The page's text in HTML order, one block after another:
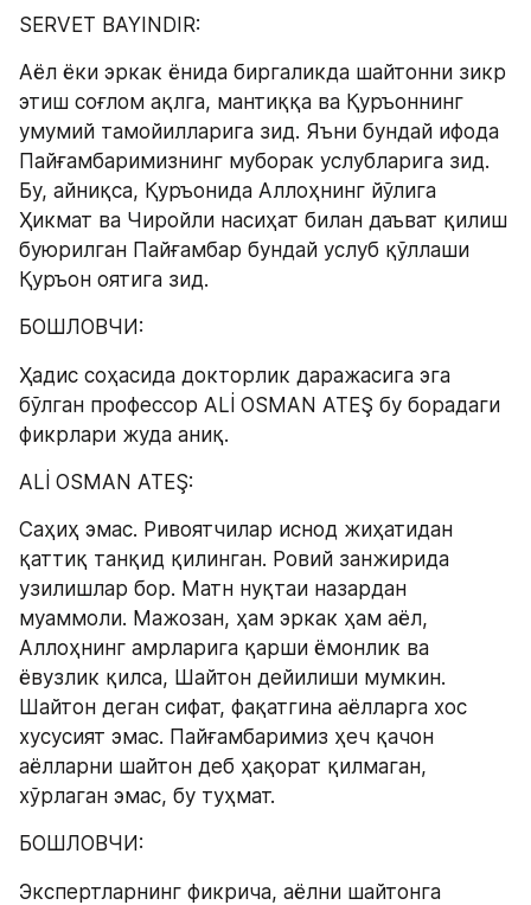
SERVET BAYINDIR:
Аёл ёки эркак ёнида биргаликда шайтонни зикр
этиш соғлом ақлга, мантиққа ва Қуръоннинг
умумий тамойилларига зид. Яъни бундай ифода
Пайғамбаримизнинг муборак услубларига зид.
Бу, айниқса, Қуръонида Аллоҳнинг йўлига
Ҳикмат ва Чиройли насиҳат билан даъват қилиш
буюрилган Пайғамбар бундай услуб қўллаши
Қуръон оятига зид.
БОШЛОВЧИ:
Ҳадис соҳасида докторлик даражасига эга
бўлган профессор ALİ OSMAN ATEŞ бу борадаги
фикрлари жуда аниқ.
ALİ OSMAN ATEŞ:
Саҳиҳ эмас. Ривоятчилар иснод жиҳатидан
қаттиқ танқид қилинган. Ровий занжирида
узилишлар бор. Матн нуқтаи назардан
муаммоли. Мажозан, ҳам эркак ҳам аёл,
Aллоҳнинг амрларига қарши ёмонлик ва
ёвузлик қилса, Шайтон дейилиши мумкин.
Шайтон деган сифат, фақатгина аёлларга хос
хусусият эмас. Пайғамбаримиз ҳеч қачон
аёлларни шайтон деб ҳақорат қилмаган,
хўрлаган эмас, бу туҳмат.
БОШЛОВЧИ:
Экспертларнинг фикрича, аёлни шайтонга